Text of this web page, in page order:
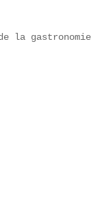
la